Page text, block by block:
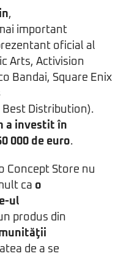
,
important
oficial al
Arts, Activision
Bandai, Square Enix
Best Distribution).
a investit în
000 de euro.
Concept Store nu
ca o
ul
produs din
de a se